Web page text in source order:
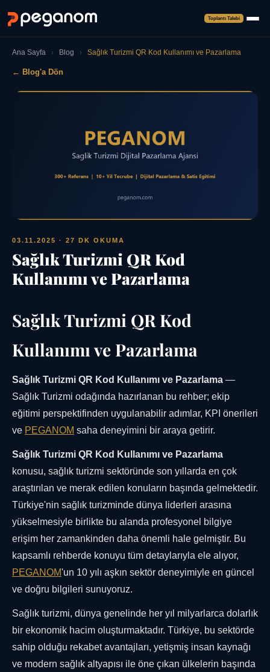
Toplantı Talebi
Ana Sayfa › Blog › Sağlık Turizmi QR Kod Kullanımı ve Pazarlama
← Blog'a Dön
03.11.2025 · 27 DK OKUMA
Sağlık Turizmi QR Kod
Kullanımı ve Pazarlama
Sağlık Turizmi QR Kod
Kullanımı ve Pazarlama
Sağlık Turizmi QR Kod Kullanımı ve Pazarlama —
Sağlık Turizmi odağında hazırlanan bu rehber; ekip
eğitimi perspektifinden uygulanabilir adımlar, KPI önerileri
ve PEGANOM saha deneyimini bir araya getirir.
Sağlık Turizmi QR Kod Kullanımı ve Pazarlama
konusu, sağlık turizmi sektöründe son yıllarda en çok
araştırılan ve merak edilen konuların başında gelmektedir.
Türkiye'nin sağlık turizminde dünya liderleri arasına
yükselmesiyle birlikte bu alanda profesyonel bilgiye
erişim her zamankinden daha önemli hale gelmiştir. Bu
kapsamlı rehberde konuyu tüm detaylarıyla ele alıyor,
PEGANOM'un 10 yılı aşkın sektör deneyimiyle en güncel
ve doğru bilgileri sunuyoruz.
Sağlık turizmi, dünya genelinde her yıl milyarlarca dolarlık
bir ekonomik hacim oluşturmaktadır. Türkiye, bu sektörde
sahip olduğu rekabet avantajları, yetişmiş insan kaynağı
ve modern sağlık altyapısı ile öne çıkan ülkelerin başında